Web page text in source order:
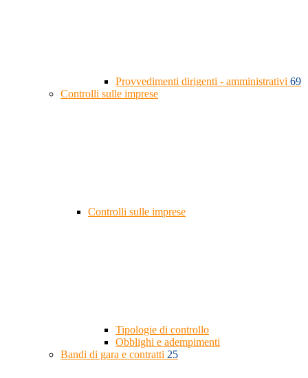
Provvedimenti dirigenti - amministrativi 69
Controlli sulle imprese
Controlli sulle imprese
Tipologie di controllo
Obblighi e adempimenti
Bandi di gara e contratti 25